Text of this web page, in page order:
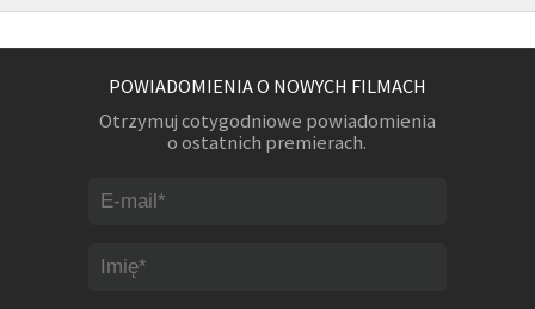
POWIADOMIENIA O NOWYCH FILMACH
Otrzymuj cotygodniowe powiadomienia
o ostatnich premierach.